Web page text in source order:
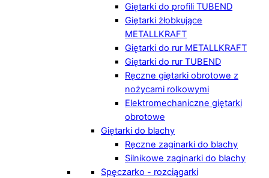
Giętarki do profili TUBEND
Giętarki żłobkujące
METALLKRAFT
Giętarki do rur METALLKRAFT
Giętarki do rur TUBEND
Ręczne giętarki obrotowe z
nożycami rolkowymi
Elektromechaniczne giętarki
obrotowe
Giętarki do blachy
Ręczne zaginarki do blachy
Silnikowe zaginarki do blachy
Spęczarko - rozciągarki